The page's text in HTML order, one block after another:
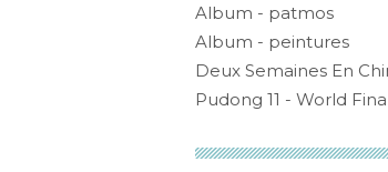
Album - patmos
Album - peintures
Deux Semaines En
Pudong 11 - World